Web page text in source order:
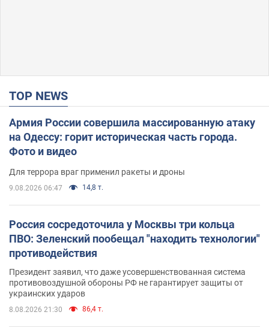
TOP NEWS
Армия России совершила массированную атаку
на Одессу: горит историческая часть города.
Фото и видео
Для террора враг применил ракеты и дроны
9.08.2026 06:47 14,8 т.
Россия сосредоточила у Москвы три кольца
ПВО: Зеленский пообещал "находить технологии"
противодействия
Президент заявил, что даже усовершенствованная система
противовоздушной обороны РФ не гарантирует защиты от
украинских ударов
8.08.2026 21:30 86,4 т.